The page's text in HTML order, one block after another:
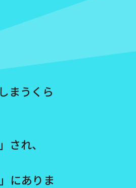
まうくら
れ、
にありま